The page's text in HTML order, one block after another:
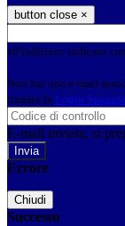
button close ×
all'indirizzo indicato
Non hai una e-mail
tramite la Login
E-mail inviata, si
Errore
Chiudi
Successo